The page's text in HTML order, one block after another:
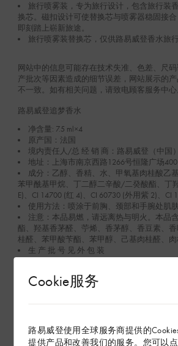
Cookie服务
路易威登使用全球服务商提供的
提供产品和改善我们的服务。您可以
旅行喷雾装，专为旅行设计，包含旅行装
换芯。磁扣设计可使替换芯与喷雾器稳固接合
即刻踏上崭新旅途。
旅行喷雾装替换芯，仅供路易威登香水旅
网站中的信息可能存在技术失准、色差、尺
产批次等因素造成的细节误差，网站展示的
不一致。如有相关问题，请致电顾客服务中心
路易威登追梦香水
净含量: 7.5 ml×4
原产国：法国
境内责任人/总 经 销 商：路易威登（中国
地址：上海市南京西路1266号恒隆广场
成分：乙醇、香精、水、甲氧基肉桂酸乙
苯甲酰基甲烷、丁二醇二辛酸/二癸酸酯、丁
E)、CI 14700 (红 4)、CI 60730 (外用紫 2)、CI
使用方法：喷涂于前胸、颈部和手腕处肌
注意：本品易燃，请远离热与明火。本品
酯、羟基香茅醛、苧烯、香茅醇、香豆素、
桂醛、苯甲酸苄酯、苯甲醇、己基肉桂醛、肉
生 产 批 号 见 外 包 装
限期使用日期： 见包装